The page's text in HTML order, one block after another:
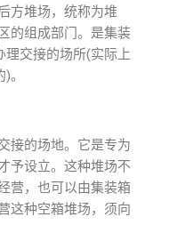
方堆场，统称为堆
的组成部门。是集装
理交接的场所(实际上
。
接的场地。它是专为
予设立。这种堆场不
营，也可以由集装箱
这种空箱堆场，须向